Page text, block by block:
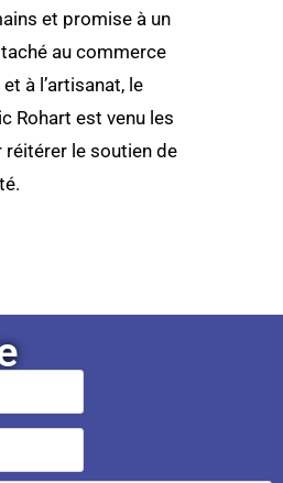
et promise à un
au commerce
à l’artisanat, le
Rohart est venu les
réitérer le soutien de